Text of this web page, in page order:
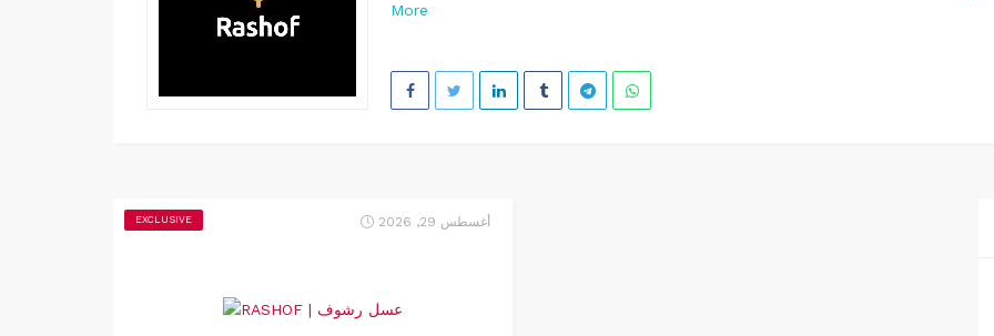
More
EXCLUSIVE أغسطس 29, 2026